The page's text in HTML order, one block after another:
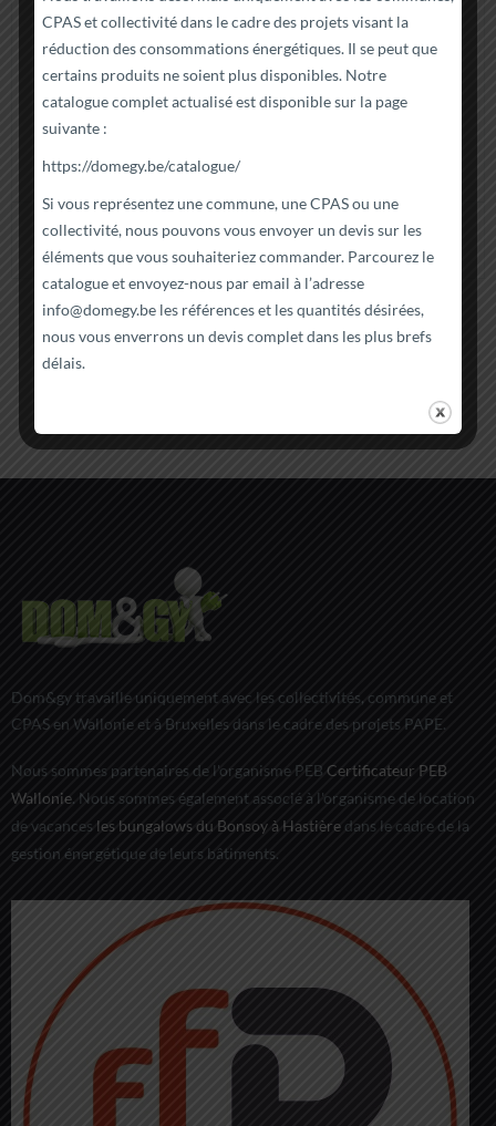
SE-03
DIO
4.00
51,99€
Ajouter au panier
Détails
84204
DIO
Ajouter au panier
Détails
Dom&gy travaille uniquement avec les collectivités, commune et
CPAS en Wallonie et à Bruxelles dans le cadre des projets PAPE.
Nous sommes partenaires de l'organisme PEB Certificateur PEB
Wallonie. Nous sommes également associé à l'organisme de location
de vacances les bungalows du Bonsoy à Hastière dans le cadre de la
gestion énergétique de leurs bâtiments.
CPAS et collectivité dans le cadre des projets visant la
réduction des consommations énergétiques. Il se peut que
certains produits ne soient plus disponibles. Notre
catalogue complet actualisé est disponible sur la page
suivante :
https://domegy.be/catalogue/
Si vous représentez une commune, une CPAS ou une
collectivité, nous pouvons vous envoyer un devis sur les
éléments que vous souhaiteriez commander. Parcourez le
catalogue et envoyez-nous par email à l’adresse
info@domegy.be les références et les quantités désirées,
nous vous enverrons un devis complet dans les plus brefs
délais.